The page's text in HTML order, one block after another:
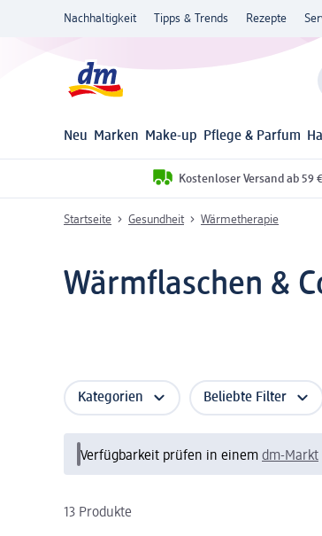
Nachhaltigkeit Tipps & Trends Rezepte
Neu Marken Make-up Pflege & Parfum
Kostenloser Versand ab 59
Startseite Gesundheit Wärmetherapie
Wärmflaschen &
Kategorien Beliebte Filter
Verfügbarkeit prüfen in einem dm-Markt
13 Produkte